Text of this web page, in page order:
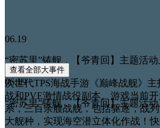
06.19
“密苏里”铸舰，【爷青回】主题活动
06.19
“密苏里”铸舰，【爷青回】主题活
查看全部大事件
次世代TPS海战手游《巅峰战舰》
战和PVE激情战役副本。游戏当前
系，三百余艘战舰，包括驱逐，战
大舰种，实现海空潜立体化作战！